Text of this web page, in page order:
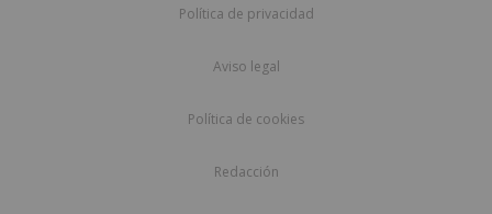
Política de privacidad
Aviso legal
Política de cookies
Redacción